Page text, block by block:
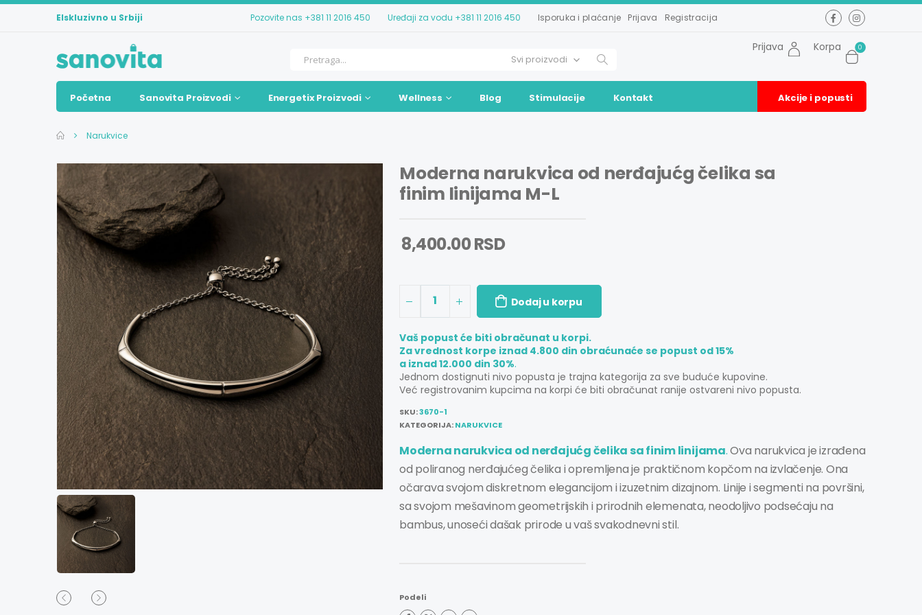
Elskluzivno u Srbiji Pozovite nas +381 11 2016 450 Uređaji za vodu +381 11 2016 450 Isporuka i plaćanje Prijava Registracija
Prijava Korpa 0
Početna Sanovita Proizvodi Energetix Proizvodi Wellness Blog Stimulacije Kontakt Akcije i popusti
Narukvice
Moderna narukvica od nerđajućg čelika sa
finim linijama M-L
8,400.00 RSD
1 Dodaj u korpu
Vaš popust će biti obračunat u korpi.
Za vrednost korpe iznad 4.800 din obraćunaće se popust od 15%
a iznad 12.000 din 30%.
Jednom dostignuti nivo popusta je trajna kategorija za sve buduće kupovine.
Već registrovanim kupcima na korpi će biti obračunat ranije ostvareni nivo popusta.
SKU:3670-1
KATEGORIJA:NARUKVICE
Moderna narukvica od nerđajućg čelika sa finim linijama.Ova narukvica je izrađena
od poliranog nerđajućeg čelika i opremljena je praktičnom kopčom na izvlačenje. Ona
očarava svojom diskretnom elegancijom i izuzetnim dizajnom. Linije i segmenti na površini,
sa svojom mešavinom geometrijskih i prirodnih elemenata, neodoljivo podsećaju na
bambus, unoseći dašak prirode u vaš svakodnevni stil.
Podeli